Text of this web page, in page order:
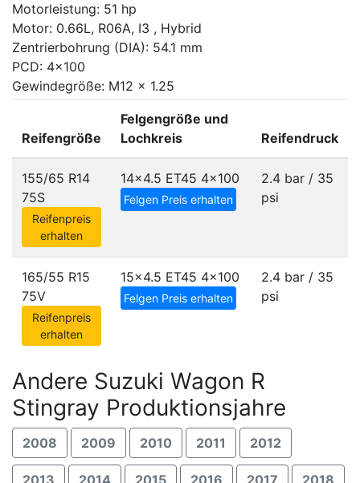
Motorleistung: 51 hp
Motor: 0.66L, R06A, I3 , Hybrid
Zentrierbohrung (DIA): 54.1 mm
PCD: 4x100
Gewindegröße: M12 x 1.25
Reifengröße
Felgengröße und
Lochkreis
Reifendruck
155/65 R14
75S
Reifenpreis
erhalten
14x4.5 ET45 4x100
Felgen Preis erhalten
2.4 bar / 35
psi
165/55 R15
75V
Reifenpreis
erhalten
15x4.5 ET45 4x100
Felgen Preis erhalten
2.4 bar / 35
psi
Andere Suzuki Wagon R
Stingray Produktionsjahre
2008 2009 2010 2011 2012
2013 2014 2015 2016 2017 2018